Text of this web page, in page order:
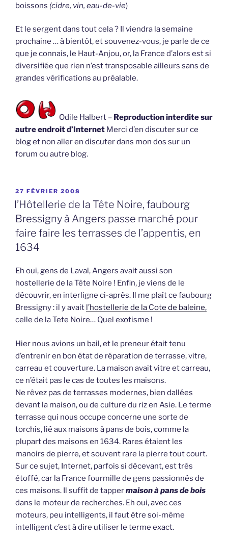
boissons (cidre, vin, eau-de-vie)
Et le sergent dans tout cela ? Il viendra la semaine
prochaine … à bientôt, et souvenez-vous, je parle de ce
que je connais, le Haut-Anjou, or, la France d’alors est si
diversifiée que rien n’est transposable ailleurs sans de
grandes vérifications au préalable.
Odile Halbert – Reproduction interdite sur
autre endroit d’Internet Merci d’en discuter sur ce
blog et non aller en discuter dans mon dos sur un
forum ou autre blog.
PUBLIÉ
LE
27 FÉVRIER 2008
l’Hôtellerie de la Tête Noire, faubourg
Bressigny à Angers passe marché pour
faire faire les terrasses de l’appentis, en
1634
Eh oui, gens de Laval, Angers avait aussi son
hostellerie de la Tête Noire ! Enfin, je viens de le
découvrir, en interligne ci-après. Il me plaît ce faubourg
Bressigny : il y avait l’hostellerie de la Cote de baleine,
celle de la Tete Noire… Quel exotisme !
Hier nous avions un bail, et le preneur était tenu
d’entrenir en bon état de réparation de terrasse, vitre,
carreau et couverture. La maison avait vitre et carreau,
ce n’était pas le cas de toutes les maisons.
Ne rêvez pas de terrasses modernes, bien dallées
devant la maison, ou de culture du riz en Asie. Le terme
terrasse qui nous occupe concerne une sorte de
torchis, lié aux maisons à pans de bois, comme la
plupart des maisons en 1634. Rares étaient les
manoirs de pierre, et souvent rare la pierre tout court.
Sur ce sujet, Internet, parfois si décevant, est trés
étoffé, car la France fourmille de gens passionnés de
ces maisons. Il suffit de tappermaison à pans de bois
dans le moteur de recherches. Eh oui, avec ces
moteurs, peu intelligents, il faut être soi-même
intelligent c’est à dire utiliser le terme exact.